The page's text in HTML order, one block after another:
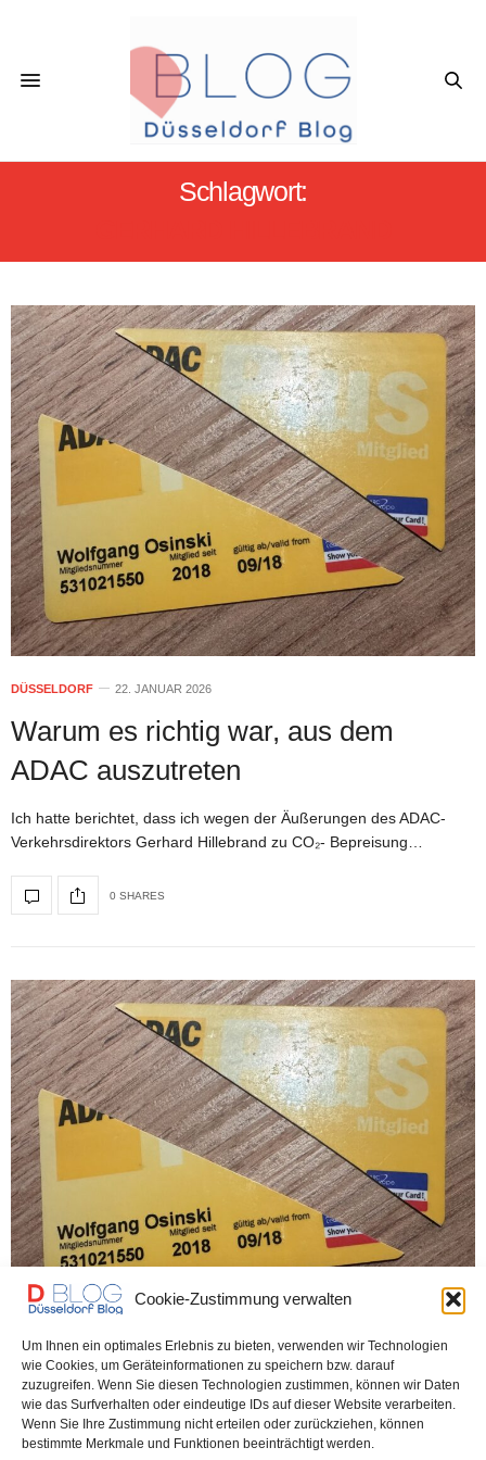
Cookie-Zustimmung verwalten
Um Ihnen ein optimales Erlebnis zu bieten, verwenden wir Technologien
wie Cookies, um Geräteinformationen zu speichern bzw. darauf
zuzugreifen. Wenn Sie diesen Technologien zustimmen, können wir Daten
wie das Surfverhalten oder eindeutige IDs auf dieser Website verarbeiten.
Wenn Sie Ihre Zustimmung nicht erteilen oder zurückziehen, können
bestimmte Merkmale und Funktionen beeinträchtigt werden.
Schlagwort:
DÜSSELDORF 22. JANUAR 2026
Warum es richtig war, aus dem
ADAC auszutreten
Ich hatte berichtet, dass ich wegen der Äußerungen des ADAC-
Verkehrsdirektors Gerhard Hillebrand zu CO₂- Bepreisung…
0 SHARES
UNCATEGORIZED 13. JANUAR 2026
Warum auch ich aus dem ADAC
ausgetreten bin